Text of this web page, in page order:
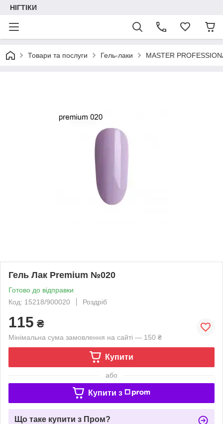
НІГТІКИ
Товари та послуги Гель-лаки MASTER
Гель Лак Premium №020
Готово до відправки
Код: 15218/900020
Роздріб
115 ₴
Мінімальна сума замовлення на сайті — 150 ₴
Купити
або
Купити з
Що таке купити з Пром?